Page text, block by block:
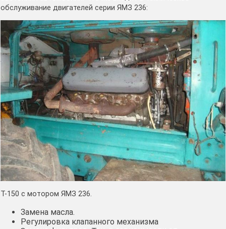
обслуживание двигателей серии ЯМЗ 236:
Т-150 с мотором ЯМЗ 236.
Замена масла.
Регулировка клапанного механизма